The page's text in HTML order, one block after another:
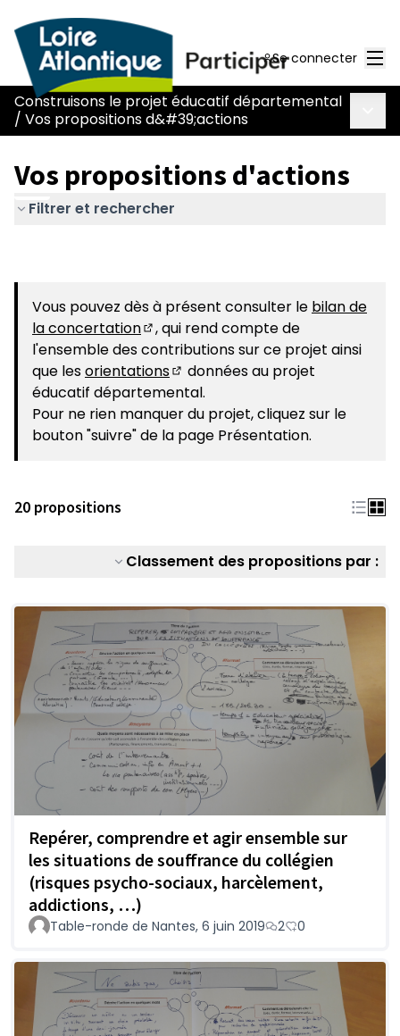
Se connecter
Construisons le projet éducatif départemental
/ Vos propositions d&#39;actions
Vos propositions d'actions
Filtrer et rechercher
Vous pouvez dès à présent consulter le bilan de
la concertation
(S'ouvre dans un nouvel onglet)
, qui rend compte de
l'ensemble des contributions sur ce projet ainsi
que lesorientations
(S'ouvre dans un nouvel onglet)
données au projet
éducatif départemental.
Pour ne rien manquer du projet, cliquez sur le
bouton "suivre" de la page Présentation.
20 propositions
Classement des propositions par :
Repérer, comprendre et agir ensemble sur
les situations de souffrance du collégien
(risques psycho-sociaux, harcèlement,
addictions, …)
Table-ronde de Nantes, 6 juin 2019 2 0